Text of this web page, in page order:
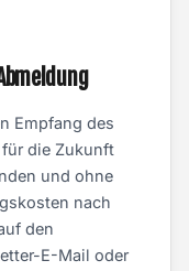
Empfang des
die Zukunft
und ohne
nach
den
E-Mail oder